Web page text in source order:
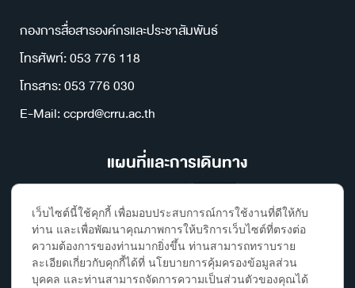
กองการสื่อสารองค์กรและประชาสัมพันธ์
โทรศัพท์: 053 776 118
โทรสาร: 053 776 030
E-Mail: ccprd@crru.ac.th
แผนที่และการเดินทาง
เว็บไซต์นี้ใช้คุกกี้ เพื่อมอบประสบการณ์การใช้งานที่ดีให้กับ
ท่าน และเพื่อพัฒนาคุณภาพการให้บริการเว็บไซต์ที่ตรงต่อ
ความต้องการของท่านมากยิ่งขึ้น ท่านสามารถทราบราย
ละเอียดเกี่ยวกับคุกกี้ได้ที่ นโยบายการคุ้มครองข้อมูลส่วน
บุคคล และท่านสามารถจัดการความเป็นส่วนตัวของคุณได้